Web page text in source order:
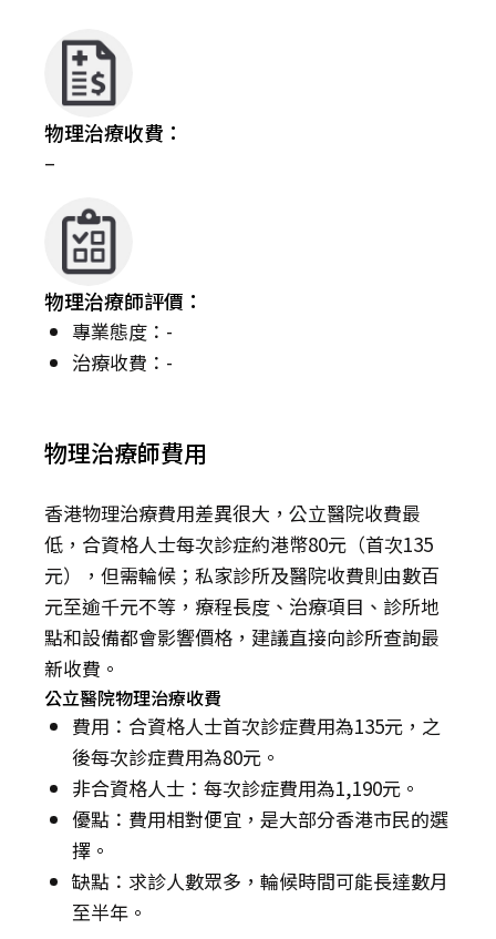
物理治療收費：
–
物理治療師評價：
專業態度：-
治療收費：-
物理治療師費用
香港物理治療費用差異很大，公立醫院收費最
低，合資格人士每次診症約港幣80元（首次135
元），但需輪候；私家診所及醫院收費則由數百
元至逾千元不等，療程長度、治療項目、診所地
點和設備都會影響價格，建議直接向診所查詢最
新收費。
公立醫院物理治療收費
費用：合資格人士首次診症費用為135元，之
後每次診症費用為80元。
非合資格人士：每次診症費用為1,190元。
優點：費用相對便宜，是大部分香港市民的選
擇。
缺點：求診人數眾多，輪候時間可能長達數月
至半年。